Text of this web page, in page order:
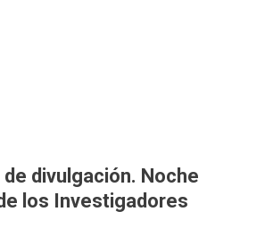
divulgación. Noche
los Investigadores